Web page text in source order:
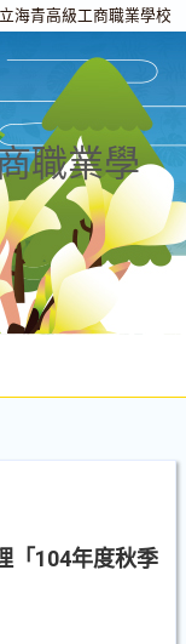
海青高級工商職業學校
職業學
「104年度秋季